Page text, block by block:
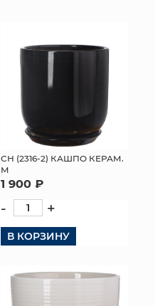
СН (2316-2) КАШПО КЕРАМ.
M
1 900 ₽
- +
В КОРЗИНУ